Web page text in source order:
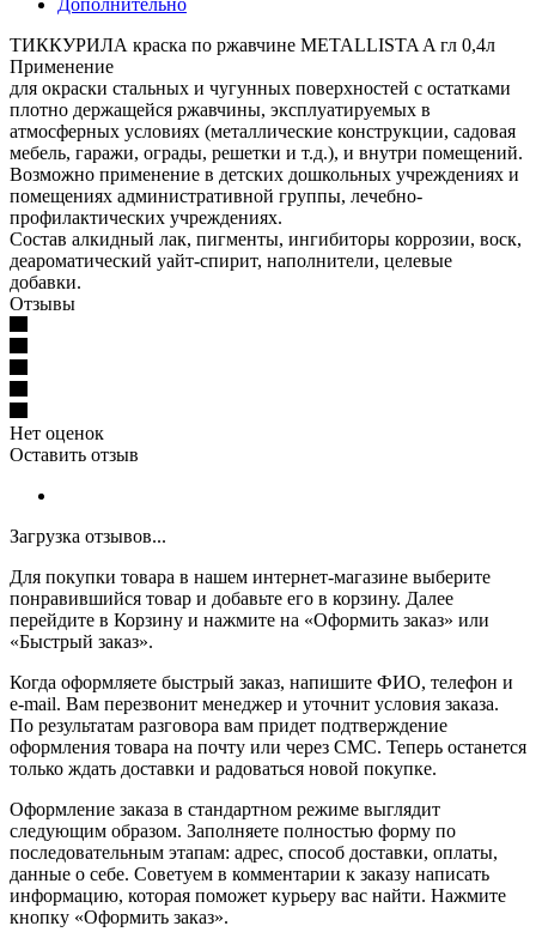
ТИККУРИЛА краска по ржавчине METALLISTA A гл 0,4л
Применение
для окраски стальных и чугунных поверхностей с остатками
плотно держащейся ржавчины, эксплуатируемых в
атмосферных условиях (металлические конструкции, садовая
мебель, гаражи, ограды, решетки и т.д.), и внутри помещений.
Возможно применение в детских дошкольных учреждениях и
помещениях административной группы, лечебно-
профилактических учреждениях.
Состав алкидный лак, пигменты, ингибиторы коррозии, воск,
деароматический уайт-спирит, наполнители, целевые
добавки.
Отзывы
Нет оценок
Оставить отзыв
Загрузка отзывов...
Для покупки товара в нашем интернет-магазине выберите
понравившийся товар и добавьте его в корзину. Далее
перейдите в Корзину и нажмите на «Оформить заказ» или
«Быстрый заказ».
Когда оформляете быстрый заказ, напишите ФИО, телефон и
e-mail. Вам перезвонит менеджер и уточнит условия заказа.
По результатам разговора вам придет подтверждение
оформления товара на почту или через СМС. Теперь останется
только ждать доставки и радоваться новой покупке.
Оформление заказа в стандартном режиме выглядит
следующим образом. Заполняете полностью форму по
последовательным этапам: адрес, способ доставки, оплаты,
данные о себе. Советуем в комментарии к заказу написать
информацию, которая поможет курьеру вас найти. Нажмите
кнопку «Оформить заказ».